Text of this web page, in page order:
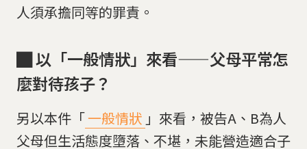
人須承擔同等的罪責。
█以「一般情狀」來看——父母平常怎
麼對待孩子？
另以本件「一般情狀 」來看，被告A、B為人
父母但生活態度墮落、不堪，未能營造適合子